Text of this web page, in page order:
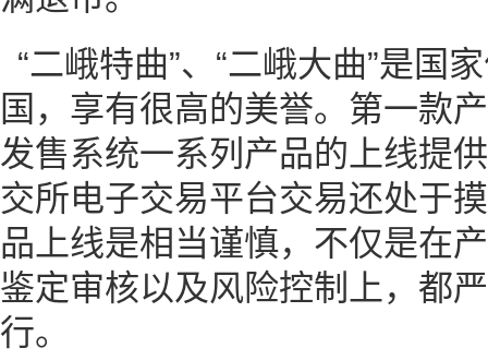
“二峨特曲”、“二峨大曲”是国
国，享有很高的美誉。第一款
发售系统一系列产品的上线提
交所电子交易平台交易还处于
品上线是相当谨慎，不仅是在
鉴定审核以及风险控制上，都
行。